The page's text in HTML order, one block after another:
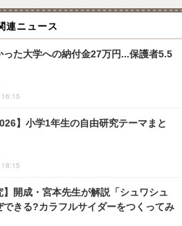
連ニュース
った大学への納付金27万円...保護者5.5
】小学1年生の自由研究テーマまと
】開成・宮本先生が解説「シュワシュ
できる?カラフルサイダーをつくってみ